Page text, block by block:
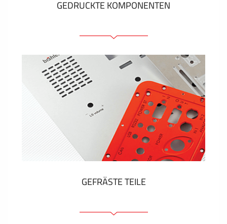
GEDRUCKTE KOMPONENTEN
Folienschilder
Folientastaturen
Metallschilder
Aufkleber und Etiketten
Kunststoff-Etiketten und Tags
ZEIGEN MEHR
GEFRÄSTE TEILE